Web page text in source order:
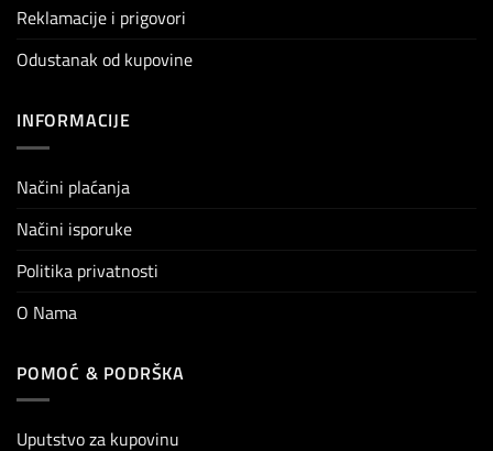
Reklamacije i prigovori
Odustanak od kupovine
INFORMACIJE
Načini plaćanja
Načini isporuke
Politika privatnosti
O Nama
POMOĆ & PODRŠKA
Uputstvo za kupovinu